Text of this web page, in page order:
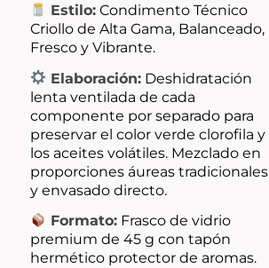
Estilo:Condimento Técnico
Criollo de Alta Gama, Balanceado,
Fresco y Vibrante.
Elaboración:Deshidratación
lenta ventilada de cada
componente por separado para
preservar el color verde clorofila y
los aceites volátiles. Mezclado en
proporciones áureas tradicionales
y envasado directo.
Formato:Frasco de vidrio
premium de 45 g con tapón
hermético protector de aromas.